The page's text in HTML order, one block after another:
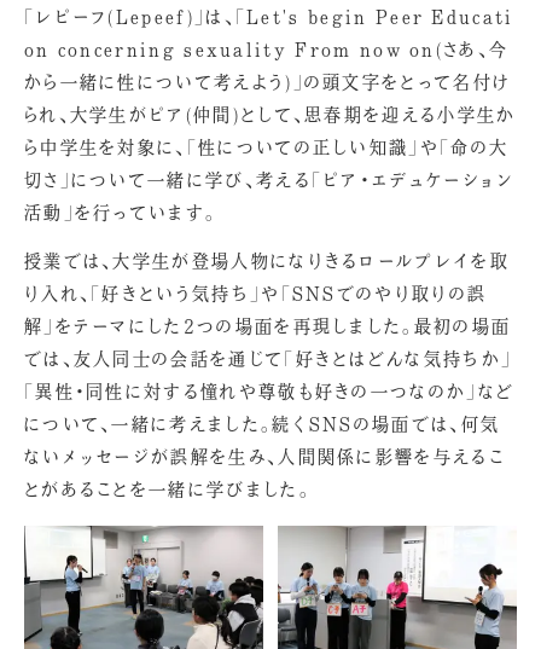
「レピーフ(Lepeef)」は、「Let's begin Peer Educati
on concerning sexuality From now on(さあ、今
から一緒に性について考えよう)」の頭文字をとって名付け
られ、大学生がピア(仲間)として、思春期を迎える小学生か
ら中学生を対象に、「性についての正しい知識」や「命の大
切さ」について一緒に学び、考える「ピア・エデュケーション
活動」を行っています。
授業では、大学生が登場人物になりきるロールプレイを取
り入れ、「好きという気持ち」や「SNSでのやり取りの誤
解」をテーマにした2つの場面を再現しました。最初の場面
では、友人同士の会話を通じて「好きとはどんな気持ちか」
「異性・同性に対する憧れや尊敬も好きの一つなのか」など
について、一緒に考えました。続くSNSの場面では、何気
ないメッセージが誤解を生み、人間関係に影響を与えるこ
とがあることを一緒に学びました。